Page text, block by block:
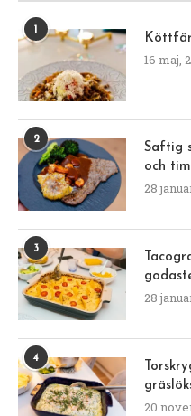
16 maj,
2
Saftig
och
28
3
28
4
20